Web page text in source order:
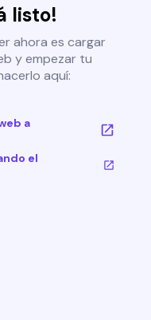
listo!
ahora es cargar
y empezar tu
aquí:
a
el